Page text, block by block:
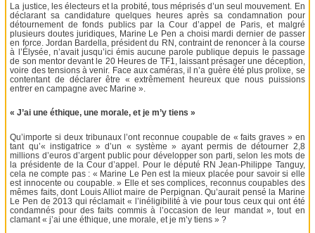
La justice, les électeurs et la probité, tous méprisés d’un seul mouvement. En
déclarant sa candidature quelques heures après sa condamnation pour
détournement de fonds publics par la Cour d’appel de Paris, et malgré
plusieurs doutes juridiques, Marine Le Pen a choisi mardi dernier de passer
en force. Jordan Bardella, président du RN, contraint de renoncer à la course
à l’Élysée, n’avait jusqu’ici émis aucune parole publique depuis le passage
de son mentor devant le 20 Heures de TF1, laissant présager une déception,
voire des tensions à venir. Face aux caméras, il n’a guère été plus prolixe, se
contentant de déclarer être « extrêmement heureux que nous puissions
entrer en campagne avec Marine ».
« J’ai une éthique, une morale, et je m’y tiens »
Qu’importe si deux tribunaux l’ont reconnue coupable de « faits graves » en
tant qu’« instigatrice » d’un « système » ayant permis de détourner 2,8
millions d’euros d’argent public pour développer son parti, selon les mots de
la présidente de la Cour d’appel. Pour le député RN Jean-Philippe Tanguy,
cela ne compte pas : « Marine Le Pen est la mieux placée pour savoir si elle
est innocente ou coupable. » Elle et ses complices, reconnus coupables des
mêmes faits, dont Louis Alliot maire de Perpignan. Qu’aurait pensé la Marine
Le Pen de 2013 qui réclamait « l’inéligibilité à vie pour tous ceux qui ont été
condamnés pour des faits commis à l’occasion de leur mandat », tout en
clamant « j’ai une éthique, une morale, et je m’y tiens » ?